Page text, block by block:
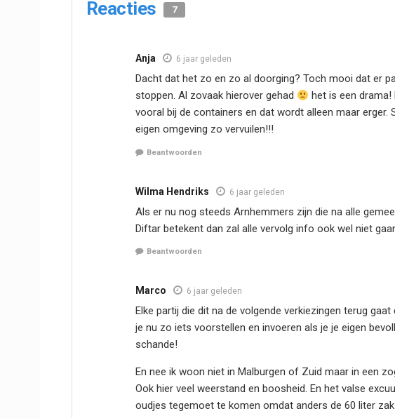
Reacties 7
Anja 6 jaar geleden
Dacht dat het zo en zo al doorging? Toch mooi dat er
stoppen. Al zovaak hierover gehad
het is een drama!
vooral bij de containers en dat wordt alleen maar erger.
eigen omgeving zo vervuilen!!!
Beantwoorden
Wilma Hendriks 6 jaar geleden
Als er nu nog steeds Arnhemmers zijn die na alle
Diftar betekent dan zal alle vervolg info ook wel niet
Beantwoorden
Marco 6 jaar geleden
Elke partij die dit na de volgende verkiezingen terug
je nu zo iets voorstellen en invoeren als je je eigen
schande!
En nee ik woon niet in Malburgen of Zuid maar in een
Ook hier veel weerstand en boosheid. En het valse
oudjes tegemoet te komen omdat anders de 60 liter